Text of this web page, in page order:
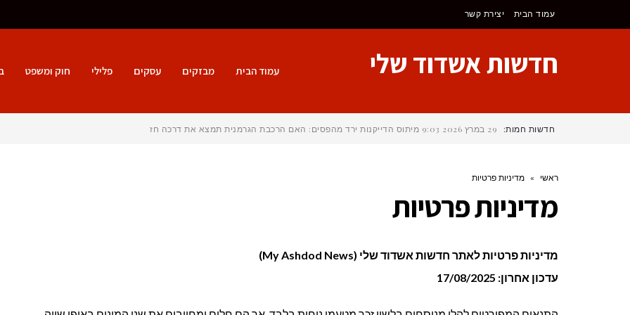
עמוד הבית יצירת קשר
חדשות אשדוד שלי עמוד הבית מבזקים עסקים פלילי חוק ומשפט
חדשות חמות: 29 במרץ 2026 9:03 מיתוס הדייקנות ירד מהפסים: האם הרכבת הגרמנית תמצא את דרכה חזרה למסילה?
ראשי » מדיניות פרטיות
מדיניות פרטיות
מדיניות פרטיות לאתר חדשות אשדוד שלי (My Ashdod News)
עדכון אחרון: 17/08/2025